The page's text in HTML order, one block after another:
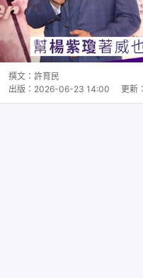
撰文： 許育民
出版： 2026-06-23 14:00 更新：